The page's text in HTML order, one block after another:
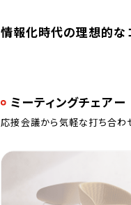
情報化時代の理想的な
ミーティングチェアー
応接会議から気軽な打ち合わ